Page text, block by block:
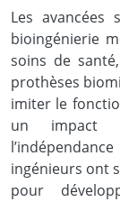
Les avancées
bioingénierie
soins de
prothèses
imiter le
un impact
ingénieurs ont
pour